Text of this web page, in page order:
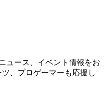
ュース、イベント情報をお
、プロゲーマーも応援し